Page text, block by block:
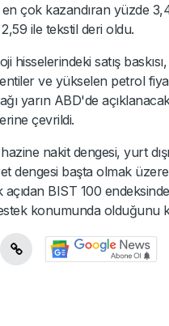
çok kazandıran yüzde
ile tekstil deri oldu.
hisselerindeki satış baskısı,
ve yükselen petrol
yarın ABD'de
çevrildi.
nakit dengesi, yurt
dengesi başta olmak
BIST 100
konumunda olduğunu